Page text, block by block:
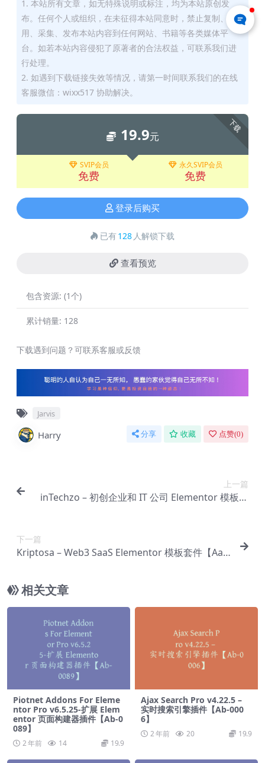
1. 本站所有文章，如无特殊说明或标注，均为本站原创发
布。任何个人或组织，在未征得本站同意时，禁止复制、盗
用、采集、发布本站内容到任何网站、书籍等各类媒体平
台。如若本站内容侵犯了原著者的合法权益，可联系我们进
行处理。
2. 如遇到下载链接失效等情况，请第一时间联系我们的在线
客服微信：wixx517 协助解决。
下载
19.9元
SVIP会员
免费
永久SVIP会员
免费
登录后购买
已有128 人解锁下载
查看预览
包含资源: (1个)
累计销量: 128
下载遇到问题？可联系客服或反馈
Jarvis
Harry 分享 收藏 点赞(0)
上一篇
inTechzo – 初创企业和 IT 公司 Elementor 模板套
下一篇
Kriptosa – Web3 SaaS Elementor 模板套件【Aa-
相关文章
Piotnet Addons For Eleme
ntor Pro v6.5.25-扩展 Elem
entor 页面构建器插件【Ab-0
089】
2 年前 14 19.9
Ajax Search Pro v4.22.5 –
实时搜索引擎插件【Ab-000
6】
2 年前 20 19.9